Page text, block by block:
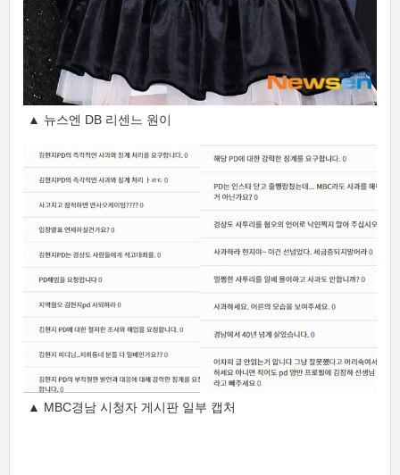
▲ 뉴스엔 DB 리센느 원이
▲ MBC경남 시청자 게시판 일부 캡처